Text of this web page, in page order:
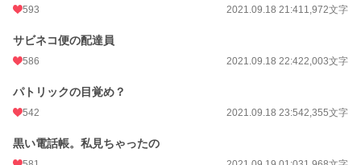
593 2021.09.18 21:411,972文字
サビネコ便の配達員
586 2021.09.18 22:422,003文字
パトリックの目覚め？
542 2021.09.18 23:542,355文字
黒い電話帳。私見ちゃったの